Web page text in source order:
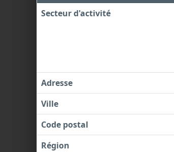
Secteur d'activité
Adresse
Ville
Code postal
Région